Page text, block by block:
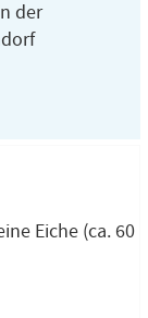
der
Eiche (ca. 60